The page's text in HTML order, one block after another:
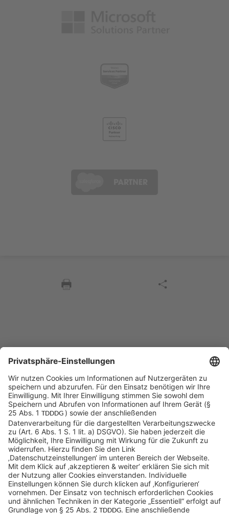
Sycor Kontakt
info@sycor.de
+49 551 490 0
©SYCOR GmbH
Impressum
Datenschutz